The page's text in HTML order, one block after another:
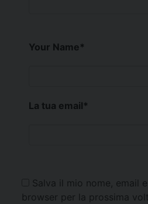
Your Name*
La tua email*
Salva il mio nome, email
browser per la prossima